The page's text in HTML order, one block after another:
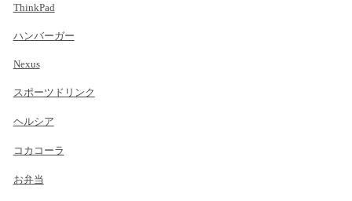
ThinkPad
ハンバーガー
Nexus
スポーツドリンク
ヘルシア
コカコーラ
お弁当